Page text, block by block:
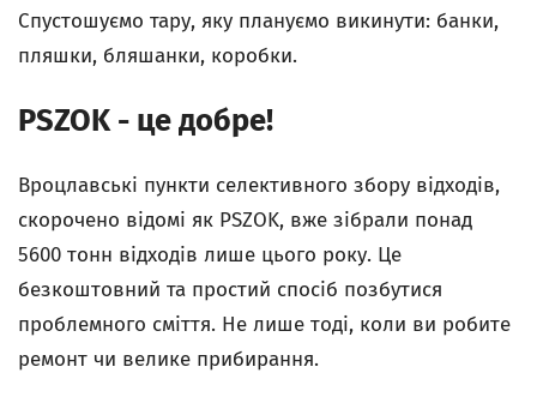
Спустошуємо тару, яку плануємо викинути: банки,
пляшки, бляшанки, коробки.
PSZOK - це добре!
Вроцлавські пункти селективного збору відходів,
скорочено відомі як PSZOK, вже зібрали понад
5600 тонн відходів лише цього року. Це
безкоштовний та простий спосіб позбутися
проблемного сміття. Не лише тоді, коли ви робите
ремонт чи велике прибирання.